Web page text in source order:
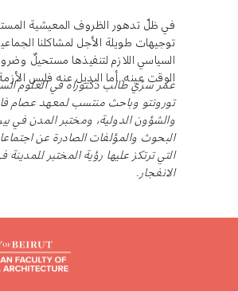
في ظلّ تدهور الظروف المعيشية
توجيهات طويلة الأجل لمشاكلنا
السياسي اللازم لتنفيذها مستحيلٌ
الوقت عينه. أما البديل عنه فليس
عمر سرّي طالب دكتوراه في العلوم
تورونتو وباحث منتسب لمعهد عصام
والشؤون الدولية، ومختبر المدن
البحوث والمؤلفات الصادرة عن
التي ترتكز عليها رؤية المختبر
الانفجار.